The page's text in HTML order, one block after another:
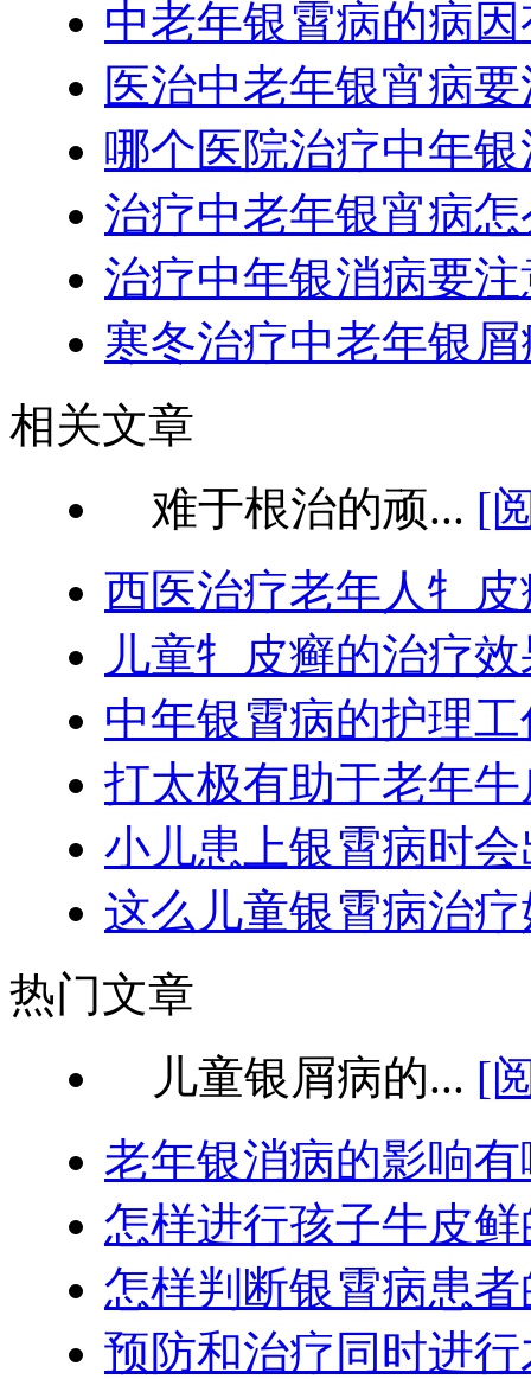
中老年银霄病的病
医治中老年银宵病
哪个医院治疗中年
治疗中老年银宵病
治疗中年银消病要
寒冬治疗中老年银
相关文章
难于根治的顽... [
西医治疗老年人牜
儿童牜皮癣的治疗
中年银霄病的护理
打太极有助于老年
小儿患上银霄病时
这么儿童银霄病治疗
热门文章
儿童银屑病的... [
老年银消病的影响
怎样进行孩子牛皮
怎样判断银霄病患
预防和治疗同时进